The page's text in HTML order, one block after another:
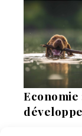
Economie